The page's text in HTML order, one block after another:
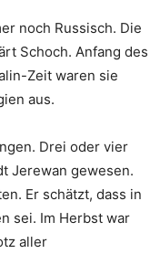
noch Russisch. Die
Schoch. Anfang des
Zeit waren sie
aus.
Drei oder vier
Jerewan gewesen.
Er schätzt, dass in
sei. Im Herbst war
aller